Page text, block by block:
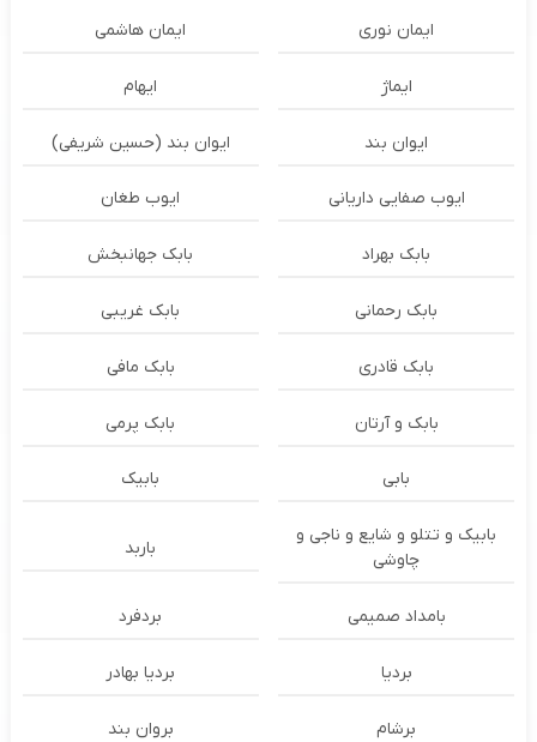
ایمان نوری ایمان هاشمی
ایماژ ایهام
ایوان بند ایوان بند (حسین شریفی)
ایوب صفایی داریانی ایوب طغان
بابک بهراد بابک جهانبخش
بابک رحمانی بابک غریبی
بابک قادری بابک مافی
بابک و آرتان بابک پرمی
بابی بابیک
بابیک و تتلو و شایع و ناجی و
چاوشی
باربد
بامداد صمیمی بردفرد
بردیا بردیا بهادر
برشام بروان بند